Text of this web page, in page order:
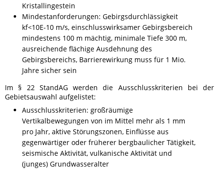
Kristallingestein
Mindestanforderungen: Gebirgsdurchlässigkeit
kf<10E-10 m/s, einschlusswirksamer Gebirgsbereich
mindestens 100 m mächtig, minimale Tiefe 300 m,
ausreichende flächige Ausdehnung des
Gebirgsbereichs, Barrierewirkung muss für 1 Mio.
Jahre sicher sein
Im § 22 StandAG werden die Ausschlusskriterien bei der
Gebietsauswahl aufgelistet:
Ausschlusskriterien: großräumige
Vertikalbewegungen von im Mittel mehr als 1 mm
pro Jahr, aktive Störungszonen, Einflüsse aus
gegenwärtiger oder früherer bergbaulicher Tätigkeit,
seismische Aktivität, vulkanische Aktivität und
(junges) Grundwasseralter